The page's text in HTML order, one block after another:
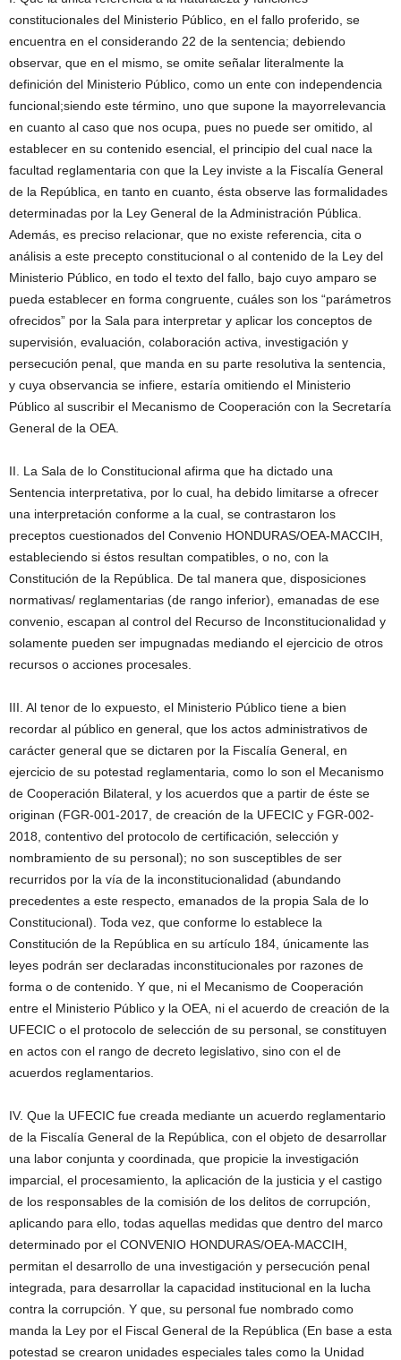
constitucionales del Ministerio Público, en el fallo proferido, se
encuentra en el considerando 22 de la sentencia; debiendo
observar, que en el mismo, se omite señalar literalmente la
definición del Ministerio Público, como un ente con independencia
funcional;siendo este término, uno que supone la mayorrelevancia
en cuanto al caso que nos ocupa, pues no puede ser omitido, al
establecer en su contenido esencial, el principio del cual nace la
facultad reglamentaria con que la Ley inviste a la Fiscalía General
de la República, en tanto en cuanto, ésta observe las formalidades
determinadas por la Ley General de la Administración Pública.
Además, es preciso relacionar, que no existe referencia, cita o
análisis a este precepto constitucional o al contenido de la Ley del
Ministerio Público, en todo el texto del fallo, bajo cuyo amparo se
pueda establecer en forma congruente, cuáles son los “parámetros
ofrecidos” por la Sala para interpretar y aplicar los conceptos de
supervisión, evaluación, colaboración activa, investigación y
persecución penal, que manda en su parte resolutiva la sentencia,
y cuya observancia se infiere, estaría omitiendo el Ministerio
Público al suscribir el Mecanismo de Cooperación con la Secretaría
General de la OEA.
II. La Sala de lo Constitucional afirma que ha dictado una
Sentencia interpretativa, por lo cual, ha debido limitarse a ofrecer
una interpretación conforme a la cual, se contrastaron los
preceptos cuestionados del Convenio HONDURAS/OEA-MACCIH,
estableciendo si éstos resultan compatibles, o no, con la
Constitución de la República. De tal manera que, disposiciones
normativas/ reglamentarias (de rango inferior), emanadas de ese
convenio, escapan al control del Recurso de Inconstitucionalidad y
solamente pueden ser impugnadas mediando el ejercicio de otros
recursos o acciones procesales.
III. Al tenor de lo expuesto, el Ministerio Público tiene a bien
recordar al público en general, que los actos administrativos de
carácter general que se dictaren por la Fiscalía General, en
ejercicio de su potestad reglamentaria, como lo son el Mecanismo
de Cooperación Bilateral, y los acuerdos que a partir de éste se
originan (FGR-001-2017, de creación de la UFECIC y FGR-002-
2018, contentivo del protocolo de certificación, selección y
nombramiento de su personal); no son susceptibles de ser
recurridos por la vía de la inconstitucionalidad (abundando
precedentes a este respecto, emanados de la propia Sala de lo
Constitucional). Toda vez, que conforme lo establece la
Constitución de la República en su artículo 184, únicamente las
leyes podrán ser declaradas inconstitucionales por razones de
forma o de contenido. Y que, ni el Mecanismo de Cooperación
entre el Ministerio Público y la OEA, ni el acuerdo de creación de la
UFECIC o el protocolo de selección de su personal, se constituyen
en actos con el rango de decreto legislativo, sino con el de
acuerdos reglamentarios.
IV. Que la UFECIC fue creada mediante un acuerdo reglamentario
de la Fiscalía General de la República, con el objeto de desarrollar
una labor conjunta y coordinada, que propicie la investigación
imparcial, el procesamiento, la aplicación de la justicia y el castigo
de los responsables de la comisión de los delitos de corrupción,
aplicando para ello, todas aquellas medidas que dentro del marco
determinado por el CONVENIO HONDURAS/OEA-MACCIH,
permitan el desarrollo de una investigación y persecución penal
integrada, para desarrollar la capacidad institucional en la lucha
contra la corrupción. Y que, su personal fue nombrado como
manda la Ley por el Fiscal General de la República (En base a esta
potestad se crearon unidades especiales tales como la Unidad